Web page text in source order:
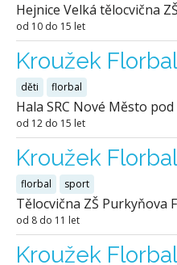
Hejnice Velká tělocvična ZŠ
od 10 do 15 let
Kroužek
děti florbal
Hala SRC Nové Město
od 12 do 15 let
Kroužek
florbal sport
Tělocvična ZŠ Purkyňova
od 8 do 11 let
Kroužek